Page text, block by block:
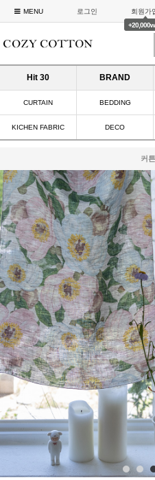
MENU 로그인
회원가
Hit 30 BRAND
CURTAIN BEDDING
KICHEN FABRIC DECO
커튼